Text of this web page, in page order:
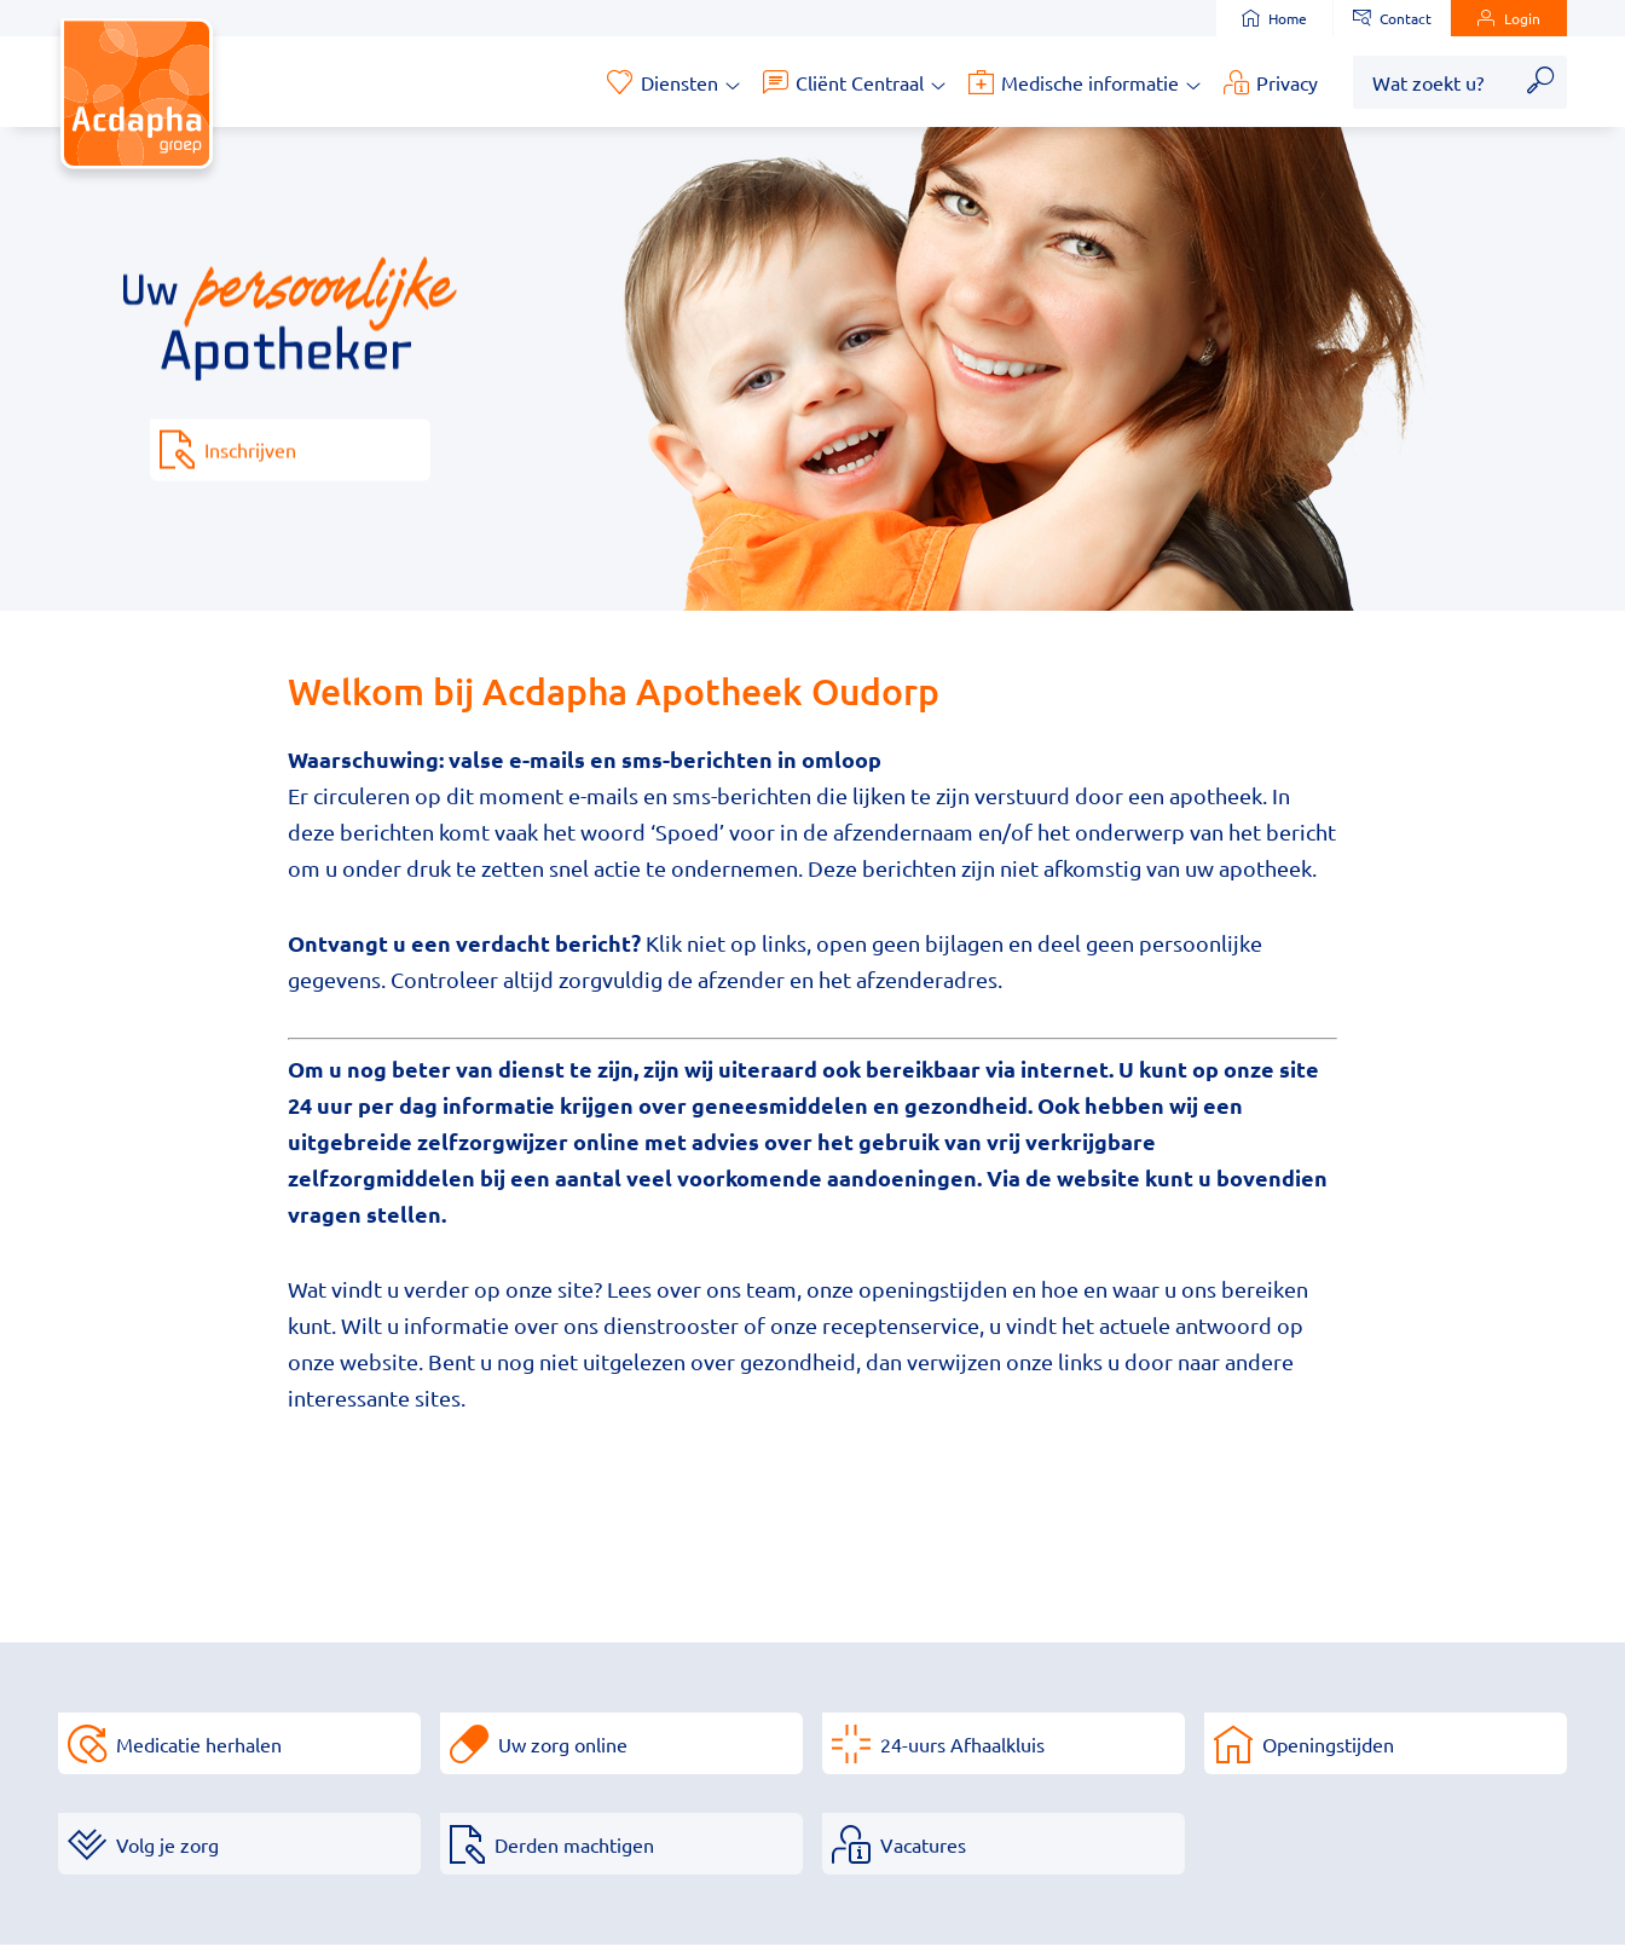
Home Contact Login
Diensten
submenu
Cliënt Centraal
Centraal
submenu
Medische informatie
informatie
submenu
Privacy
Inschrijven
Welkom bij Acdapha Apotheek Oudorp
Waarschuwing: valse e-mails en sms-berichten in omloop
Er circuleren op dit moment e-mails en sms-berichten die lijken te zijn verstuurd door een apotheek. In
deze berichten komt vaak het woord ‘Spoed’ voor in de afzendernaam en/of het onderwerp van het bericht
om u onder druk te zetten snel actie te ondernemen. Deze berichten zijn niet afkomstig van uw apotheek.
Ontvangt u een verdacht bericht? Klik niet op links, open geen bijlagen en deel geen persoonlijke
gegevens. Controleer altijd zorgvuldig de afzender en het afzenderadres.
Om u nog beter van dienst te zijn, zijn wij uiteraard ook bereikbaar via internet. U kunt op onze site
24 uur per dag informatie krijgen over geneesmiddelen en gezondheid. Ook hebben wij een
uitgebreide zelfzorgwijzer online met advies over het gebruik van vrij verkrijgbare
zelfzorgmiddelen bij een aantal veel voorkomende aandoeningen. Via de website kunt u bovendien
vragen stellen.
Wat vindt u verder op onze site? Lees over ons team, onze openingstijden en hoe en waar u ons bereiken
kunt. Wilt u informatie over ons dienstrooster of onze receptenservice, u vindt het actuele antwoord op
onze website. Bent u nog niet uitgelezen over gezondheid, dan verwijzen onze links u door naar andere
interessante sites.
Medicatie herhalen Uw zorg online 24-uurs Afhaalkluis Openingstijden
Volg je zorg Derden machtigen Vacatures